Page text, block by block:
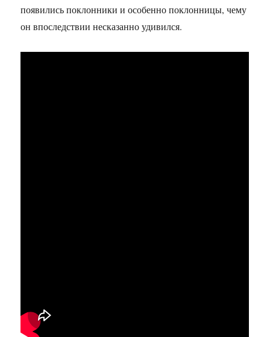
появились поклонники и особенно поклонницы, чему
он впоследствии несказанно удивился.